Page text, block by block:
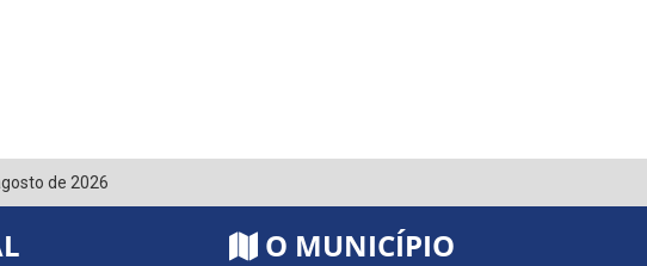
de 2026
O MUNICÍPIO